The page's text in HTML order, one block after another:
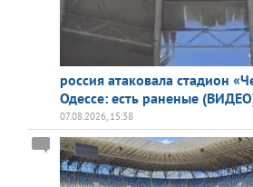
россия атаковала стадион
Одессе: есть раненые
07.08.2026, 15:38